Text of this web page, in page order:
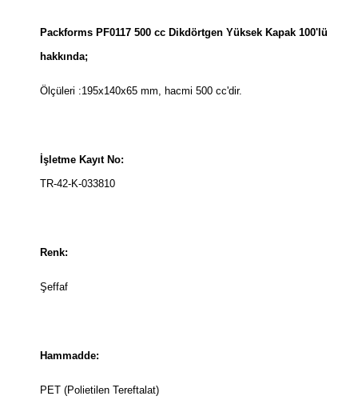
Packforms PF0117 500 cc Dikdörtgen Yüksek Kapak 100'lü
hakkında;
Ölçüleri :195x140x65 mm, hacmi 500 cc'dir.
İşletme Kayıt No:
TR-42-K-033810
Renk:
Şeffaf
Hammadde:
PET (Polietilen Tereftalat)